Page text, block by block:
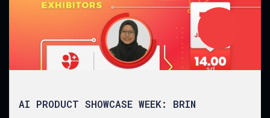
AI ECOSYSTEM AND USE CASES